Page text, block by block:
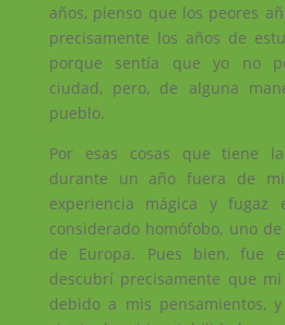
años, pienso que los peores
precisamente los años de
porque sentía que yo no
ciudad, pero, de alguna
pueblo.
Por esas cosas que tiene
durante un año fuera de
experiencia mágica y fugaz
considerado homófobo, uno
de Europa. Pues bien, fue
descubrí precisamente que
debido a mis pensamientos,